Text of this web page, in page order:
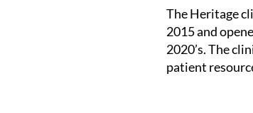
The Heritage
2015 and
2020’s. The
patient